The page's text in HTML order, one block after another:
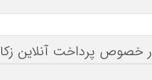
خصوص پرداخت آنلاین